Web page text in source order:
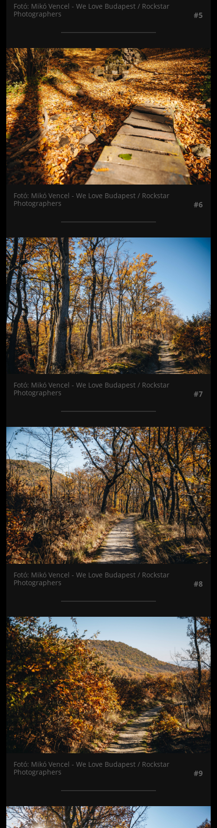
Fotó: Mikó Vencel - We Love Budapest / Rockstar
Photographers
#5
Jön még kép!
Fotó: Mikó Vencel - We Love Budapest / Rockstar
Photographers
#6
Jön még kép!
Fotó: Mikó Vencel - We Love Budapest / Rockstar
Photographers
#7
Jön még kép!
Fotó: Mikó Vencel - We Love Budapest / Rockstar
Photographers
#8
Jön még kép!
Fotó: Mikó Vencel - We Love Budapest / Rockstar
Photographers
#9
Jön még kép!